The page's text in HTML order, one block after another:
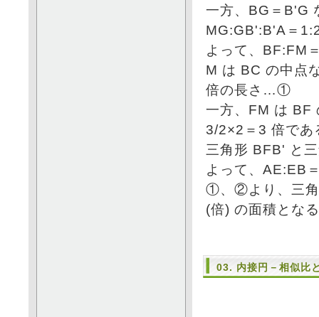
一方、BG＝B'G
MG:GB':B'A＝
よって、BF:FM
M は BC の中点
倍の長さ…①
一方、FM は BF
3/2×2＝3 倍であ
三角形 BFB' と
よって、AE:EB
①、②より、三角
(倍) の面積とな
03. 内接円－相似比